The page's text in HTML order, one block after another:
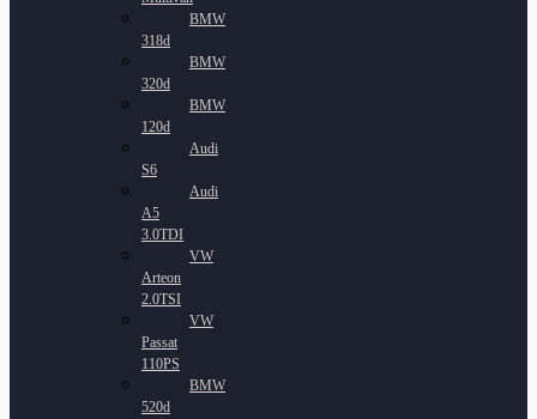
BMW
318d
BMW
320d
BMW
120d
Audi
S6
Audi
A5
3.0TDI
VW
Arteon
2.0TSI
VW
Passat
110PS
BMW
520d